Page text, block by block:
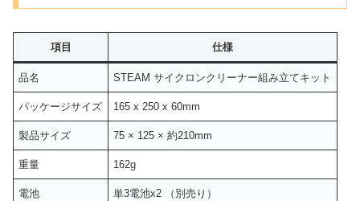
項目 仕様
品名 STEAM サイクロンクリーナー組み立てキット
パッケージサイズ 165 x 250 x 60mm
製品サイズ 75 × 125 × 約210mm
重量 162g
電池 単3電池x2 （別売り）